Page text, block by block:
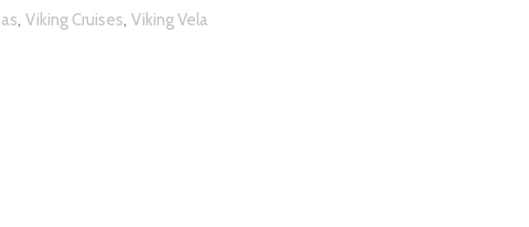
, Viking Cruises, Viking Vela